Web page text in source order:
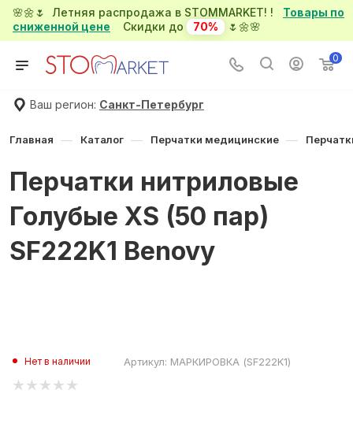
🌸🌼🌷 Летняя распродажа в STOMMARKET! ! Товары по
сниженной цене Скидки до 70% 🌷🌼🌸
0
Ваш регион: Санкт-Петербург
Главная — Каталог — Перчатки медицинские —
Перчатки нитриловые
Голубые XS (50 пар)
SF222K1 Benovy
Нет в наличии Артикул: МАРКИРОВКА (SF222K1)